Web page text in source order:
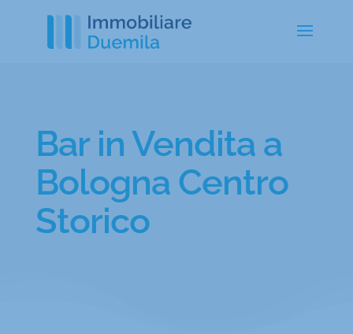
Bar in Vendita a
Bologna Centro
Storico